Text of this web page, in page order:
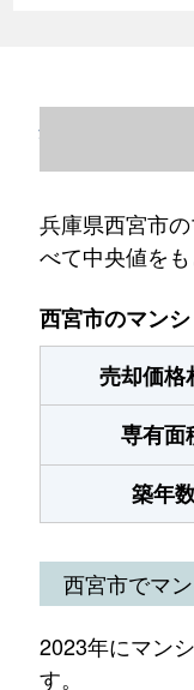
兵庫県西宮市
兵庫県西宮市
べて中央値をも
西宮市のマン
売却価格
専有面
築年
西宮市でマ
2023年にマン
す。